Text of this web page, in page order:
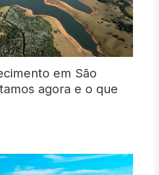
em São
agora e o que